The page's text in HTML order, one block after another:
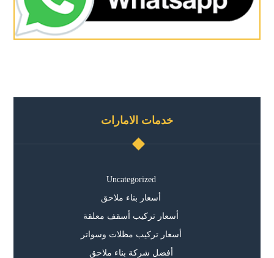
خدمات الامارات
Uncategorized
أسعار بناء ملاحق
أسعار تركيب أسقف معلقة
أسعار تركيب مظلات وسواتر
أفضل شركة بناء ملاحق